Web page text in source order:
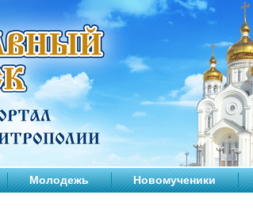
Молодежь Новомученики